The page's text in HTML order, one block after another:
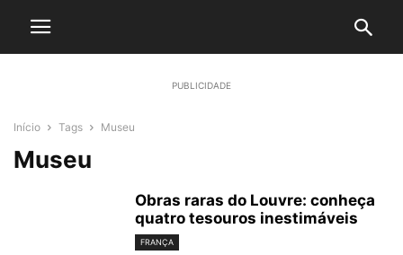
PUBLICIDADE
Início Tags Museu
Museu
Obras raras do Louvre: conheça
quatro tesouros inestimáveis
FRANÇA